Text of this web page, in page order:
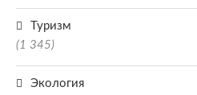
Туризм
(1 345)
Экология